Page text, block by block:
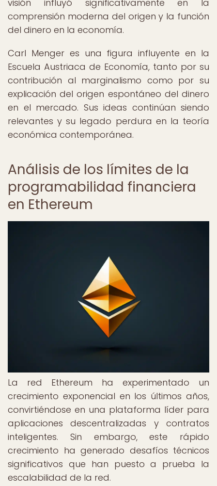
visión influyó significativamente en la
comprensión moderna del origen y la función
del dinero en la economía.
Carl Menger es una figura influyente en la
Escuela Austriaca de Economía, tanto por su
contribución al marginalismo como por su
explicación del origen espontáneo del dinero
en el mercado. Sus ideas continúan siendo
relevantes y su legado perdura en la teoría
económica contemporánea.
Análisis de los límites de la
programabilidad financiera
en Ethereum
La red Ethereum ha experimentado un
crecimiento exponencial en los últimos años,
convirtiéndose en una plataforma líder para
aplicaciones descentralizadas y contratos
inteligentes. Sin embargo, este rápido
crecimiento ha generado desafíos técnicos
significativos que han puesto a prueba la
escalabilidad de la red.